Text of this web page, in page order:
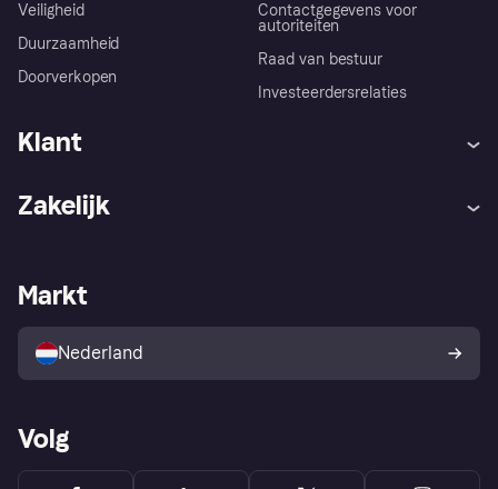
Veiligheid
Duurzaamheid
Doorverkopen
Contactgegevens voor
autoriteiten
Raad van bestuur
Investeerdersrelaties
Klant
Winkeloverzicht
Kopersbescherming voor
consumenten
Zakelijk
Zakelijke login
Markt
Nederland
Volg